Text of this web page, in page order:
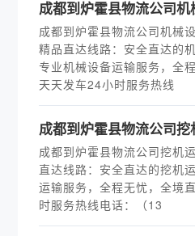
成都到炉霍县物流公司
成都到炉霍县物流公司机械
精品直达线路：安全直达的
专业机械设备运输服务，全
天天发车24小时服务热线
成都到炉霍县物流公司挖
成都到炉霍县物流公司挖机
直达线路：安全直达的挖机
运输服务，全程无忧，全境
时服务热线电话：（13